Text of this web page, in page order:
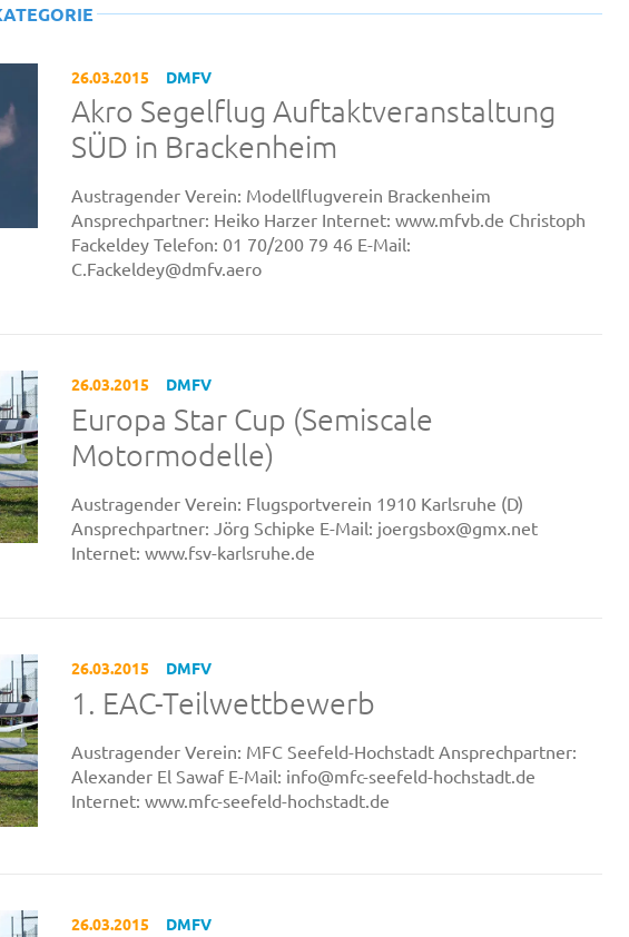
26.03.2015 DMFV
Akro Segelflug Auftaktveranstaltung
SÜD in Brackenheim
Austragender Verein: Modellflugverein Brackenheim
Ansprechpartner: Heiko Harzer Internet: www.mfvb.de Christoph
Fackeldey Telefon: 01 70/200 79 46 E-Mail:
C.Fackeldey@dmfv.aero
26.03.2015 DMFV
Europa Star Cup (Semiscale
Motormodelle)
Austragender Verein: Flugsportverein 1910 Karlsruhe (D)
Ansprechpartner: Jörg Schipke E-Mail: joergsbox@gmx.net
Internet: www.fsv-karlsruhe.de
26.03.2015 DMFV
1. EAC-Teilwettbewerb
Austragender Verein: MFC Seefeld-Hochstadt Ansprechpartner:
Alexander El Sawaf E-Mail: info@mfc-seefeld-hochstadt.de
Internet: www.mfc-seefeld-hochstadt.de
26.03.2015 DMFV